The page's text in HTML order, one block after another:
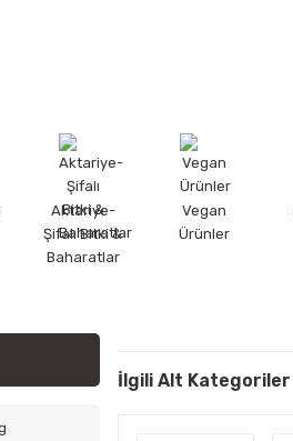
Aktariye-
Şifalı Bitki &
Baharatlar
Vegan
Ürünler
İlgili Alt Kategoriler